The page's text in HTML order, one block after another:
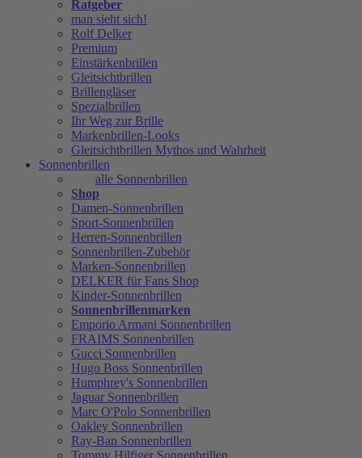
Ratgeber
man sieht sich!
Rolf Delker
Premium
Einstärkenbrillen
Gleitsichtbrillen
Brillengläser
Spezialbrillen
Ihr Weg zur Brille
Markenbrillen-Looks
Gleitsichtbrillen Mythos und Wahrheit
Sonnenbrillen
alle Sonnenbrillen
Shop
Damen-Sonnenbrillen
Sport-Sonnenbrillen
Herren-Sonnenbrillen
Sonnenbrillen-Zubehör
Marken-Sonnenbrillen
DELKER für Fans Shop
Kinder-Sonnenbrillen
Sonnenbrillenmarken
Emporio Armani Sonnenbrillen
FRAIMS Sonnenbrillen
Gucci Sonnenbrillen
Hugo Boss Sonnenbrillen
Humphrey's Sonnenbrillen
Jaguar Sonnenbrillen
Marc O'Polo Sonnenbrillen
Oakley Sonnenbrillen
Ray-Ban Sonnenbrillen
Tommy Hilfiger Sonnenbrillen